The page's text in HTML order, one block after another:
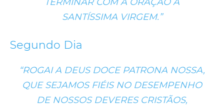
SANTÍSSIMA VIRGEM.”
Segundo Dia
“ROGAI A DEUS DOCE PATRONA NOSSA,
QUE SEJAMOS FIÉIS NO DESEMPENHO
DE NOSSOS DEVERES CRISTÃOS,